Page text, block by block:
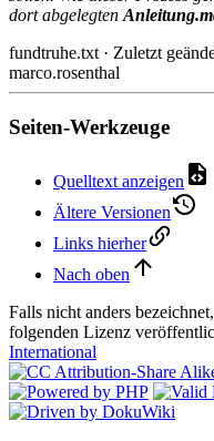
dort abgelegten
fundtruhe.txt· Zuletzt
marco.rosenthal
Seiten-Werkzeuge
Quelltext anzeigen
Ältere Versionen
Links hierher
Nach oben
Falls nicht anders
folgenden Lizenz
International